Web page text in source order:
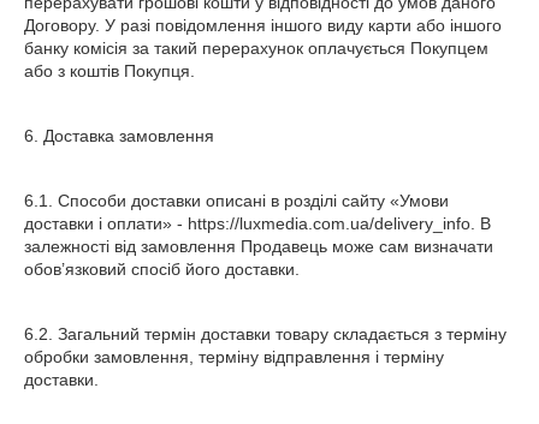
Договору. У разі повідомлення іншого виду карти або іншого
банку комісія за такий перерахунок оплачується Покупцем
або з коштів Покупця.
6. Доставка замовлення
6.1. Способи доставки описані в розділі сайту «Умови
доставки і оплати» - https://luxmedia.com.ua/delivery_info. В
залежності від замовлення Продавець може сам визначати
обов’язковий спосіб його доставки.
6.2. Загальний термін доставки товару складається з терміну
обробки замовлення, терміну відправлення і терміну
доставки.